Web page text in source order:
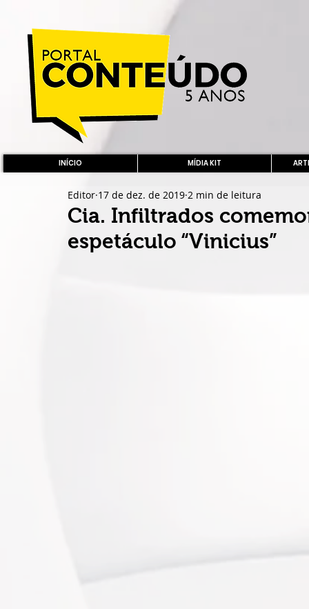
INÍCIO MÍDIA KIT
Cia. Infiltrados
espetáculo “Vinicius”
Editor 17 de dez. de 2019 2 min de leitura